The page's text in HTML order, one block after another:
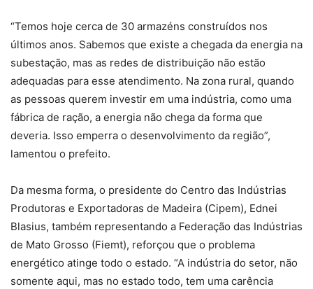
“Temos hoje cerca de 30 armazéns construídos nos
últimos anos. Sabemos que existe a chegada da energia na
subestação, mas as redes de distribuição não estão
adequadas para esse atendimento. Na zona rural, quando
as pessoas querem investir em uma indústria, como uma
fábrica de ração, a energia não chega da forma que
deveria. Isso emperra o desenvolvimento da região”,
lamentou o prefeito.
Da mesma forma, o presidente do Centro das Indústrias
Produtoras e Exportadoras de Madeira (Cipem), Ednei
Blasius, também representando a Federação das Indústrias
de Mato Grosso (Fiemt), reforçou que o problema
energético atinge todo o estado. “A indústria do setor, não
somente aqui, mas no estado todo, tem uma carência